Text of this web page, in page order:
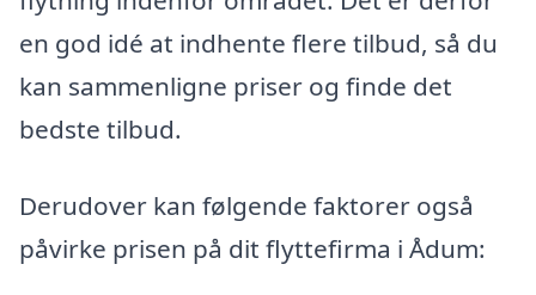
en god idé at indhente flere tilbud, så du
kan sammenligne priser og finde det
bedste tilbud.
Derudover kan følgende faktorer også
påvirke prisen på dit flyttefirma i Ådum: